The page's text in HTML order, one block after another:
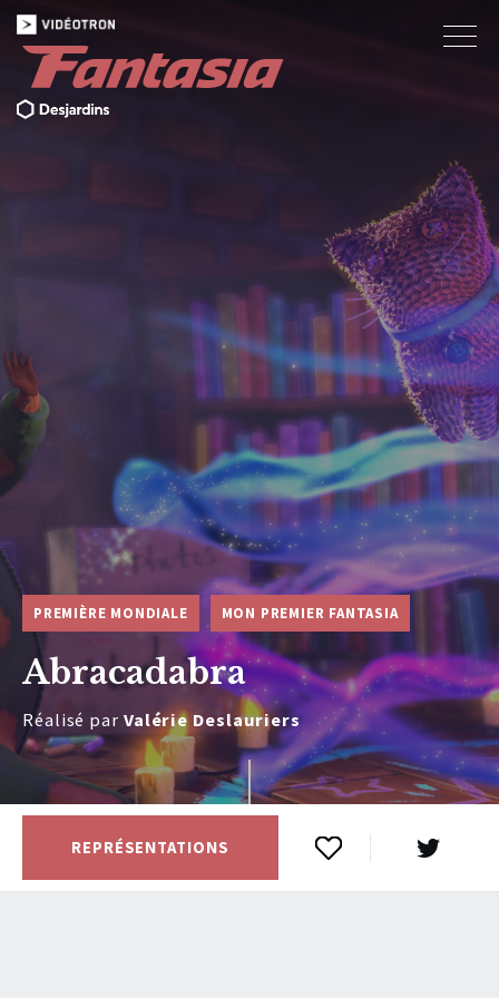
PREMIÈRE MONDIALE MON PREMIER FANTASIA
Abracadabra
Réalisé par Valérie Deslauriers
REPRÉSENTATIONS